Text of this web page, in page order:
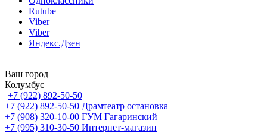
Rutube
Viber
Viber
Яндекс.Дзен
Ваш город
Колумбус
+7 (922) 892-50-50
+7 (922) 892-50-50 Драмтеатр остановка
+7 (908) 320-10-00 ГУМ Гагаринский
+7 (995) 310-30-50 Интернет-магазин